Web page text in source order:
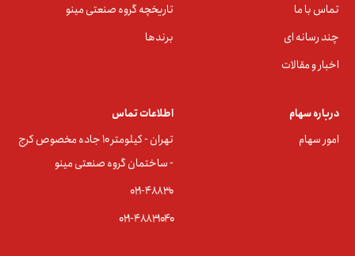
تماس با ما
چند رسانه ای
اخبار و مقالات
تاریخچه گروه صنعتی مینو
برندها
درباره سهام
امور سهام
اطلاعات تماس
تهران - کیلومتر ۱۰ جاده مخصوص کرج
- ساختمان گروه صنعتی مینو
۰۲۱-۴۸۸۳0
۰۲۱-۴۸۸۳۱۰۴۰